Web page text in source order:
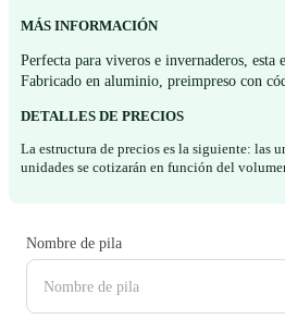
MÁS INFORMACIÓN
Perfecta para viveros e invernaderos,
Fabricado en aluminio, preimpreso con
DETALLES DE PRECIOS
La estructura de precios es la siguiente: las
unidades se cotizarán en función del
Nombre de pila